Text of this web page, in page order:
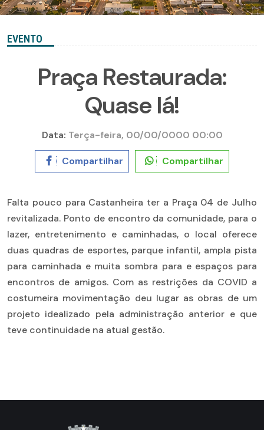
EVENTO
Praça Restaurada:
Quase lá!
Data: Terça-feira, 00/00/0000 00:00
Compartilhar Compartilhar
Falta pouco para Castanheira ter a Praça 04 de Julho
revitalizada. Ponto de encontro da comunidade, para o
lazer, entretenimento e caminhadas, o local oferece
duas quadras de esportes, parque infantil, ampla pista
para caminhada e muita sombra para e espaços para
encontros de amigos. Com as restrições da COVID a
costumeira movimentação deu lugar as obras de um
projeto idealizado pela administração anterior e que
teve continuidade na atual gestão.